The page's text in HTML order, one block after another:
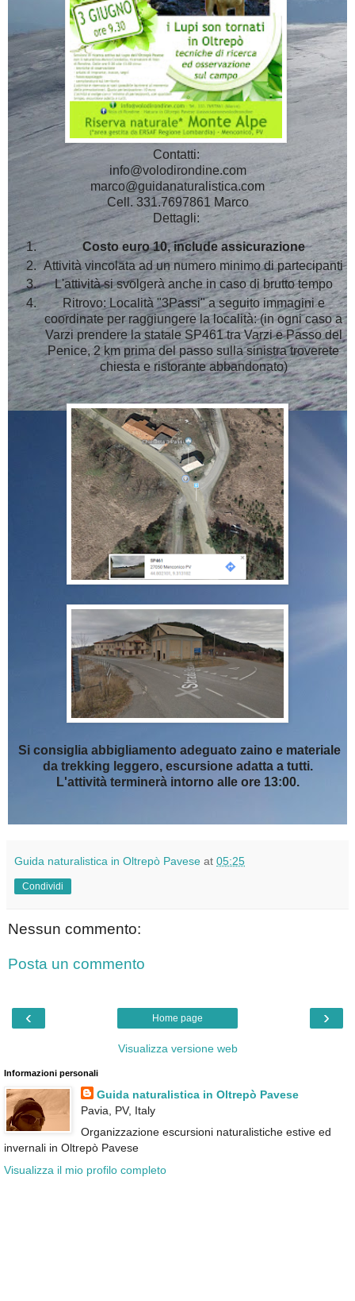
Contatti:
info@volodirondine.com
marco@guidanaturalistica.com
Cell. 331.7697861 Marco
Dettagli:
Costo euro 10, include assicurazione
Attività vincolata ad un numero minimo di partecipanti
L'attività si svolgerà anche in caso di brutto tempo
Ritrovo: Località "3Passi" a seguito immagini e
coordinate per raggiungere la località: (in ogni caso a
Varzi prendere la statale SP461 tra Varzi e Passo del
Penice, 2 km prima del passo sulla sinistra troverete
chiesta e ristorante abbandonato)
Si consiglia abbigliamento adeguato zaino e materiale
da trekking leggero, escursione adatta a tutti.
L'attività terminerà intorno alle ore 13:00.
Guida naturalistica in Oltrepò Pavese at 05:25
Condividi
Nessun commento:
Posta un commento
‹ ›
Home page
Visualizza versione web
Informazioni personali
Guida naturalistica in Oltrepò Pavese
Pavia, PV, Italy
Organizzazione escursioni naturalistiche estive ed
invernali in Oltrepò Pavese
Visualizza il mio profilo completo